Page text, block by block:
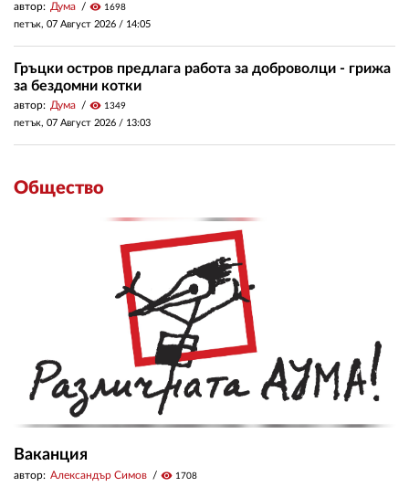
автор: Дума visibility 1698
петък, 07 Август 2026 / 14:05
Гръцки остров предлага работа за доброволци - грижа
за бездомни котки
автор: Дума visibility 1349
петък, 07 Август 2026 / 13:03
Общество
Ваканция
автор: Александър Симов visibility 1708